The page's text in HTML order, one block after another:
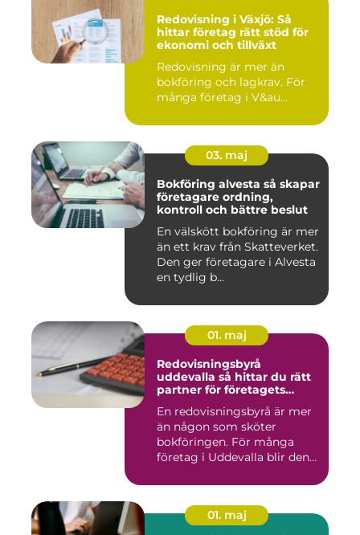
Redovisning i Växjö: Så
hittar företag rätt stöd för
ekonomi och tillväxt
Redovisning är mer än
bokföring och lagkrav. För
många företag i V&au...
03. maj
Bokföring alvesta så skapar
företagare ordning,
kontroll och bättre beslut
En välskött bokföring är mer
än ett krav från Skatteverket.
Den ger företagare i Alvesta
en tydlig b...
01. maj
Redovisningsbyrå
uddevalla så hittar du rätt
partner för företagets
En redovisningsbyrå är mer
än någon som sköter
bokföringen. För många
företag i Uddevalla blir den
01. maj